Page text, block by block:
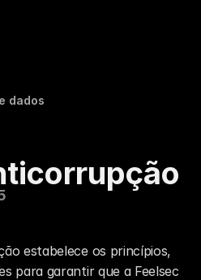
dados
estabelece os princípios,
para garantir que a Feelsec